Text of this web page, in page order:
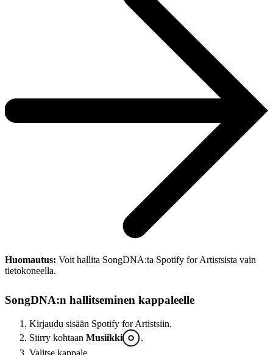
Huomautus: Voit hallita SongDNA:ta Spotify for Artistsista vain
tietokoneella.
SongDNA:n hallitseminen kappaleelle
Kirjaudu sisään Spotify for Artistsiin.
Siirry kohtaan Musiikki
.